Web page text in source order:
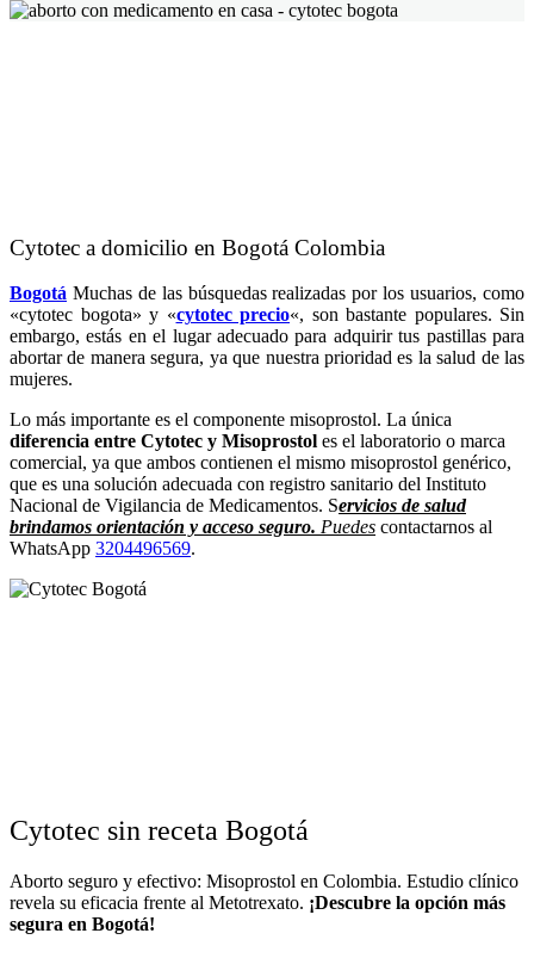
Cytotec a domicilio en Bogotá Colombia
Bogotá Muchas de las búsquedas realizadas por los usuarios, como
«cytotec bogota» y «cytotec precio«, son bastante populares. Sin
embargo, estás en el lugar adecuado para adquirir tus pastillas para
abortar de manera segura, ya que nuestra prioridad es la salud de las
mujeres.
Lo más importante es el componente misoprostol. La única
diferencia entre Cytotec y Misoprostol es el laboratorio o marca
comercial, ya que ambos contienen el mismo misoprostol genérico,
que es una solución adecuada con registro sanitario del Instituto
Nacional de Vigilancia de Medicamentos. Servicios de salud
brindamos orientación y acceso seguro. Puedes contactarnos al
WhatsApp 3204496569.
Cytotec sin receta Bogotá
Aborto seguro y efectivo: Misoprostol en Colombia. Estudio clínico
revela su eficacia frente al Metotrexato. ¡Descubre la opción más
segura en Bogotá!